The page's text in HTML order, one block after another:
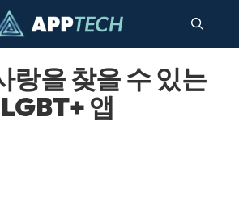
랑을 찾을 수 있는
LGBT+ 앱